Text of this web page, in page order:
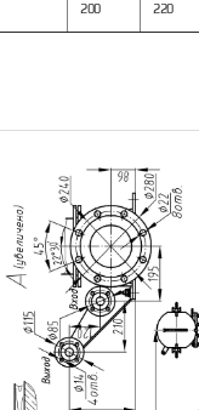
200 220